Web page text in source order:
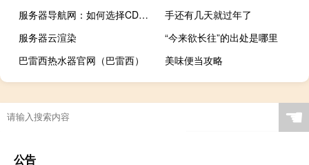
服务器导航网：如何选择CDN加速网站访问并增强防御的实用指南
手还有几天就过年了
服务器云渲染
“今来欲长往”的出处是哪里
巴雷西热水器官网（巴雷西）
美味便当攻略
☚
公告